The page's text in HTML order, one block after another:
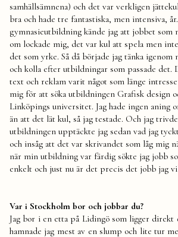
samhällsämnena) och det var verkligen
bra och hade tre fantastiska, men intensiva,
gymnasieutbildning kände jag att jobbet som
om lockade mig, det var kul att spela men
det som yrke. Så då började jag tänka igenom
och kolla efter utbildningar som passade det.
text och reklam varit något som länge
mig för att söka utbildningen Grafisk design
Linköpings universitet. Jag hade ingen aning
än att det lät kul, så jag testade. Och jag
utbildningen upptäckte jag sedan vad jag
och insåg att det var skrivandet som låg mig
när min utbildning var färdig sökte jag jobb
enkelt och just nu är det precis det jobb jag
Var i Stockholm bor och jobbar du?
Jag bor i en etta på Lidingö som ligger
hamnade jag mest av en slump och lite tur